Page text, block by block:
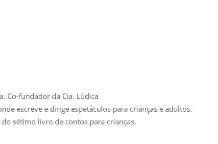
Co-fundador da Cia. Lúdica
escreve e dirige espetáculos para crianças e adultos.
sétimo livro de contos para crianças.